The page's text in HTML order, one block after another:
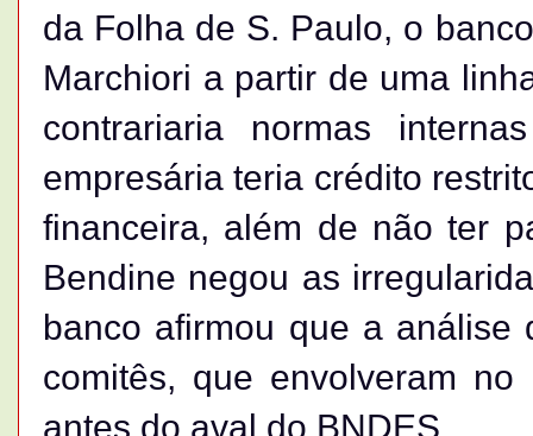
da Folha de S. Paulo, o
Marchiori a partir de uma
contrariaria normas
empresária teria crédito
financeira, além de não ter
Bendine negou as
banco afirmou que a
comitês, que envolveram
antes do aval do BNDES.